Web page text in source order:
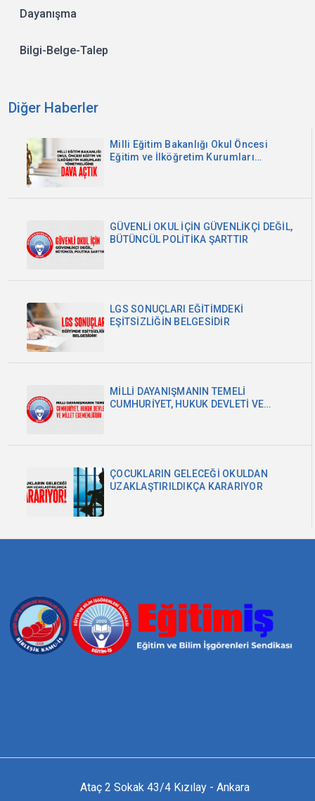
Dayanışma
Bilgi-Belge-Talep
Diğer Haberler
Milli Eğitim Bakanlığı Okul Öncesi
Eğitim ve İlköğretim Kurumları
GÜVENLİ OKUL İÇİN GÜVENLİKÇİ DEĞİL,
BÜTÜNCÜL POLİTİKA ŞARTTIR
LGS SONUÇLARI EĞİTİMDEKİ
EŞİTSİZLİĞİN BELGESİDİR
MİLLİ DAYANIŞMANIN TEMELİ
CUMHURİYET, HUKUK DEVLETİ VE
ÇOCUKLARIN GELECEĞİ OKULDAN
UZAKLAŞTIRILDIKÇA KARARIYOR
Ataç 2 Sokak 43/4 Kızılay - Ankara